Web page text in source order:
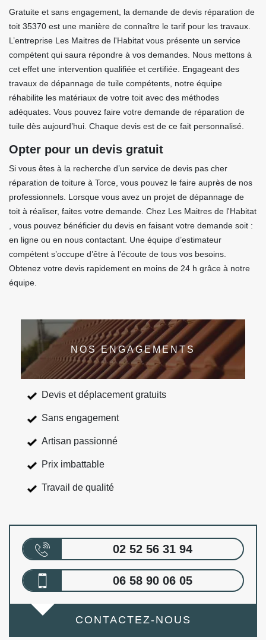
Gratuite et sans engagement, la demande de devis réparation de
toit 35370 est une manière de connaître le tarif pour les travaux.
L’entreprise Les Maitres de l'Habitat vous présente un service
compétent qui saura répondre à vos demandes. Nous mettons à
cet effet une intervention qualifiée et certifiée. Engageant des
travaux de dépannage de tuile compétents, notre équipe
réhabilite les matériaux de votre toit avec des méthodes
adéquates. Vous pouvez faire votre demande de réparation de
tuile dès aujourd’hui. Chaque devis est de ce fait personnalisé.
Opter pour un devis gratuit
Si vous êtes à la recherche d’un service de devis pas cher
réparation de toiture à Torce, vous pouvez le faire auprès de nos
professionnels. Lorsque vous avez un projet de dépannage de
toit à réaliser, faites votre demande. Chez Les Maitres de l'Habitat
, vous pouvez bénéficier du devis en faisant votre demande soit :
en ligne ou en nous contactant. Une équipe d’estimateur
compétent s’occupe d’être à l’écoute de tous vos besoins.
Obtenez votre devis rapidement en moins de 24 h grâce à notre
équipe.
NOS ENGAGEMENTS
Devis et déplacement gratuits
Sans engagement
Artisan passionné
Prix imbattable
Travail de qualité
02 52 56 31 94
06 58 90 06 05
CONTACTEZ-NOUS